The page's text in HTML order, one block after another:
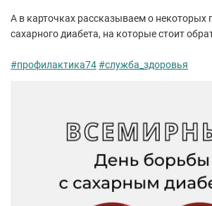
А в карточках рассказываем о некоторых
сахарного диабета, на которые стоит
#профилактика74#служба_здоровья